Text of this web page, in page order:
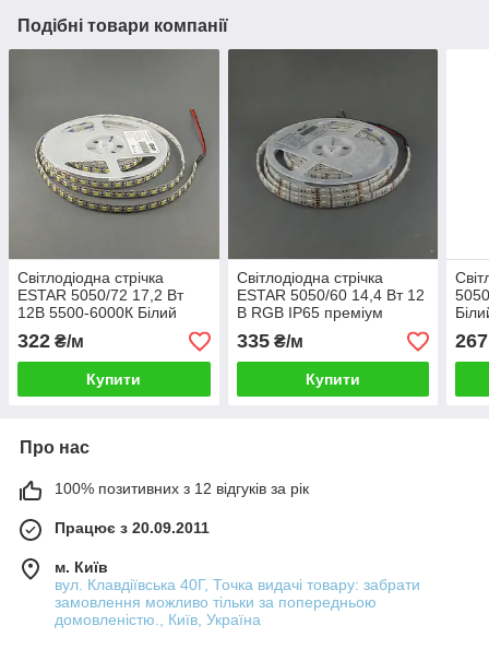
Подібні товари компанії
Світлодіодна стрічка
ESTAR 5050/72 17,2 Вт
12В 5500-6000К Білий
IP20 преміум
322 ₴/м
Купити
Світлодіодна стрічка
ESTAR 5050/60 14,4 Вт 12
В RGB IP65 преміум
335₴/м
Купити
267
Про нас
100% позитивних з 12 відгуків за рік
Працює з 20.09.2011
м. Київ
вул. Клавдіївська 40Г, Точка видачі товару: забрати
замовлення можливо тільки за попередньою
домовленістю., Київ, Україна